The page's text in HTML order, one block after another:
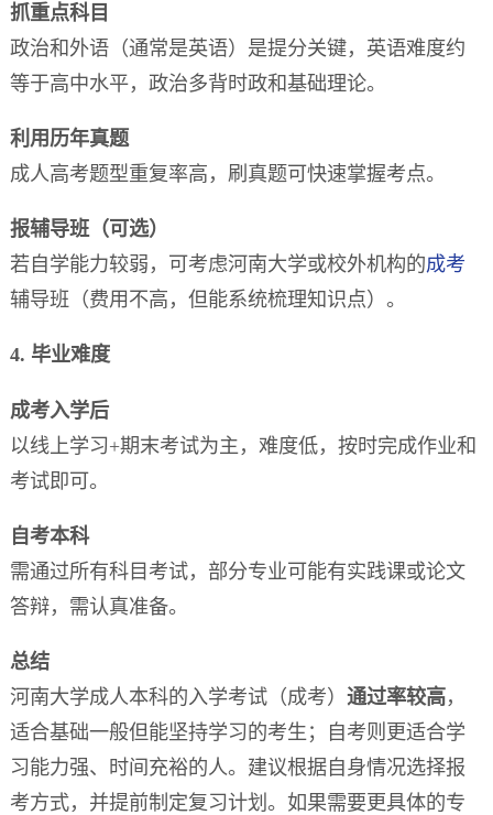
抓重点科目
政治和外语（通常是英语）是提分关键，英语难度约
等于高中水平，政治多背时政和基础理论。
利用历年真题
成人高考题型重复率高，刷真题可快速掌握考点。
报辅导班（可选）
若自学能力较弱，可考虑河南大学或校外机构的成考
辅导班（费用不高，但能系统梳理知识点）。
4. 毕业难度
成考入学后
以线上学习+期末考试为主，难度低，按时完成作业和
考试即可。
自考本科
需通过所有科目考试，部分专业可能有实践课或论文
答辩，需认真准备。
总结
河南大学成人本科的入学考试（成考） 通过率较高，
适合基础一般但能坚持学习的考生；自考则更适合学
习能力强、时间充裕的人。建议根据自身情况选择报
考方式，并提前制定复习计划。如果需要更具体的专